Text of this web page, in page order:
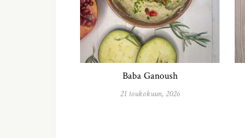
Baba Ganoush
21 toukokuun, 2026